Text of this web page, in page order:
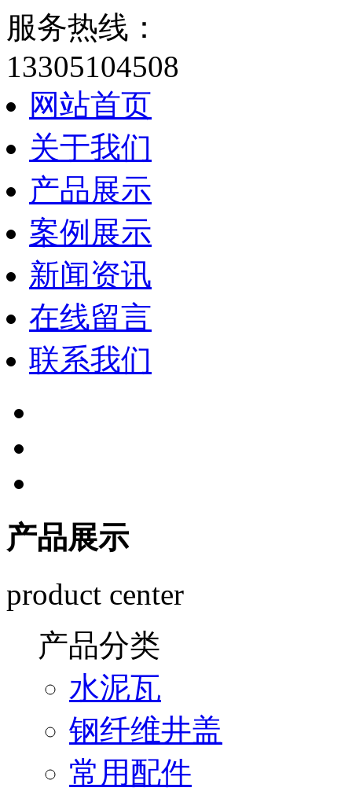
服务热线：
13305104508
网站首页
关于我们
产品展示
案例展示
新闻资讯
在线留言
联系我们
产品展示
product center
产品分类
水泥瓦
钢纤维井盖
常用配件